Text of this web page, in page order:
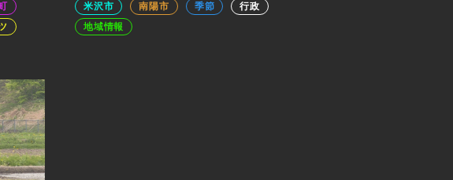
米沢市 南陽市 季節
行政
地域情報